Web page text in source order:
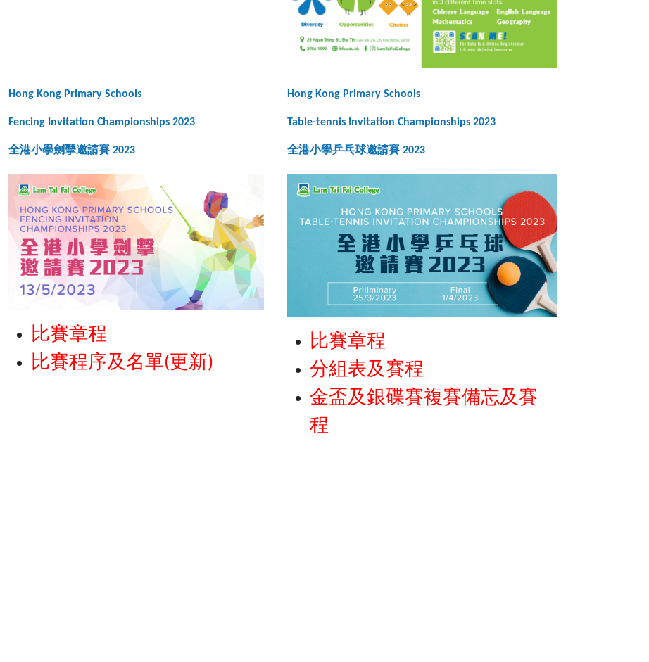
Hong Kong Primary Schools
Fencing Invitation Championships 2023
全港小學劍擊邀請賽 2023
比賽章程
比賽程序及名單(更新)
Hong Kong Primary Schools
Table-tennis Invitation Championships 2023
全港小學乒乓球邀請賽 2023
比賽章程
分組表及賽程
金盃及銀碟賽複賽備忘及賽
程